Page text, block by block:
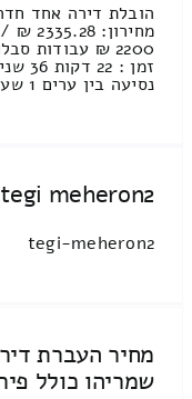
הובלת דירה אחד
נסיעה בין ערים 1 שעות , [...]
tegi meheron2
tegi-meheron2
שמריהו כולל